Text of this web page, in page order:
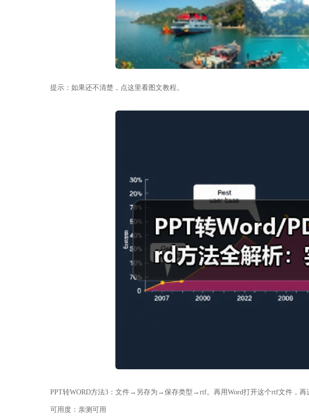
提示：如果还不清楚，点这里看图文教程。
PPT转WORD方法3： 文件 → 另存为 → 保存类型 → rtf。再用Word打开这个rtf文件，再
可用度：亲测可用